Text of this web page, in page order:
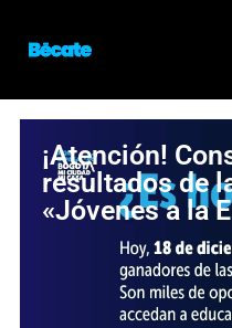
¡Atención!
resultados de
«Jóvenes a la